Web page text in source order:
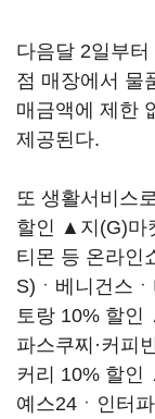
다음달 2일부
점 매장에서 물
매금액에 제한
제공된다.
또 생활서비스
할인 ▲지(G)마
티몬 등 온라인
S)ㆍ베니건스
토랑 10% 할인
파스쿠찌·커피
커리 10% 할인
예스24ㆍ인터